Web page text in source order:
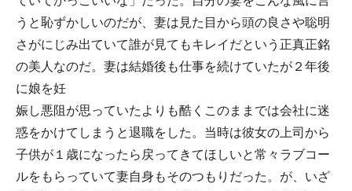
うと恥ずかしいのだが、妻は見た目から頭の良さや聡明
さがにじみ出ていて誰が見てもキレイだという正真正銘
の美人なのだ。妻は結婚後も仕事を続けていたが２年後
に娘を妊
娠し悪阻が思っていたよりも酷くこのままでは会社に迷
惑をかけてしまうと退職をした。当時は彼女の上司から
子供が１歳になったら戻ってきてほしいと常々ラブコー
ルをもらっていて妻自身もそのつもりだった。が、いざ